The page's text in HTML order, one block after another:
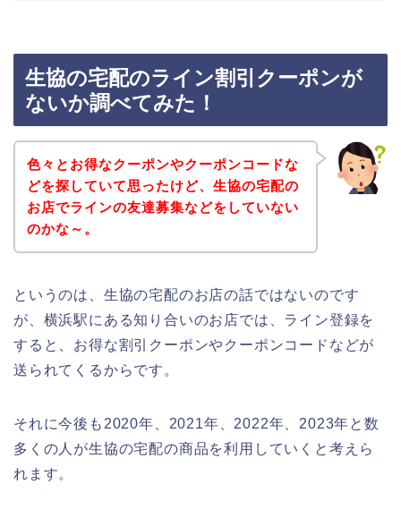
生協の宅配のライン割引クーポンが
ないか調べてみた！
色々とお得なクーポンやクーポンコードな
どを探していて思ったけど、生協の宅配の
お店でラインの友達募集などをしていない
のかな～。
というのは、生協の宅配のお店の話ではないのです
が、横浜駅にある知り合いのお店では、ライン登録を
すると、お得な割引クーポンやクーポンコードなどが
送られてくるからです。
それに今後も2020年、2021年、2022年、2023年と数
多くの人が生協の宅配の商品を利用していくと考えら
れます。